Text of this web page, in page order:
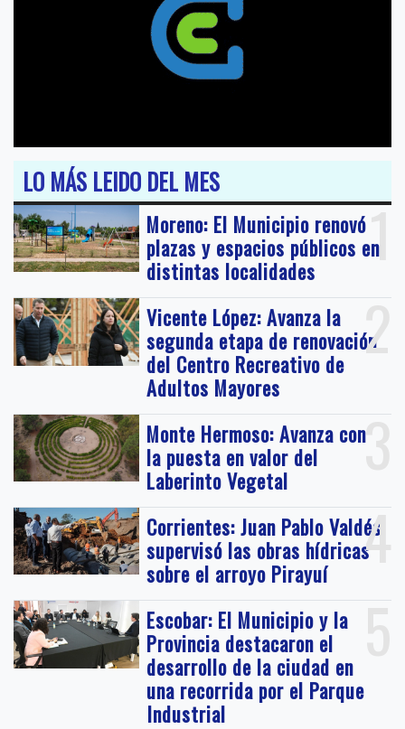
LO MÁS LEIDO DEL MES
1
Moreno: El Municipio renovó
plazas y espacios públicos en
distintas localidades
2
Vicente López: Avanza la
segunda etapa de renovación
del Centro Recreativo de
Adultos Mayores
3
Monte Hermoso: Avanza con
la puesta en valor del
Laberinto Vegetal
4
Corrientes: Juan Pablo Valdés
supervisó las obras hídricas
sobre el arroyo Pirayuí
5
Escobar: El Municipio y la
Provincia destacaron el
desarrollo de la ciudad en
una recorrida por el Parque
Industrial